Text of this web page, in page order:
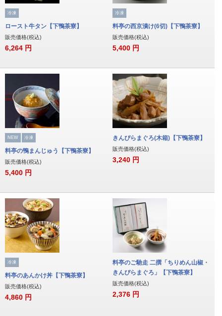
冷凍
ロースト牛タン【下鴨茶寮】
販売価格(税込)
6,264 円
冷凍
料亭の西京漬け(6切)【下鴨茶寮】
販売価格(税込)
5,400 円
NEW 冷凍
料亭の鴨まんじゅう【下鴨茶寮】
販売価格(税込)
5,400 円
きんぴらまぐろ(木箱)【下鴨茶寮】
販売価格(税込)
3,240 円
冷凍
料亭のあんかけ丼【下鴨茶寮】
販売価格(税込)
4,860 円
料亭のご馳走 二撰「ちりめん山椒・
きんぴらまぐろ」【下鴨茶寮】
販売価格(税込)
2,376 円